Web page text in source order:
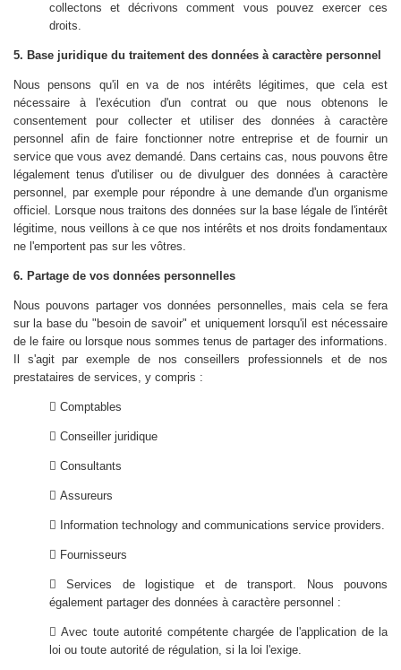
collectons et décrivons comment vous pouvez exercer ces
droits.
5. Base juridique du traitement des données à caractère personnel
Nous pensons qu'il en va de nos intérêts légitimes, que cela est
nécessaire à l'exécution d'un contrat ou que nous obtenons le
consentement pour collecter et utiliser des données à caractère
personnel afin de faire fonctionner notre entreprise et de fournir un
service que vous avez demandé. Dans certains cas, nous pouvons être
légalement tenus d'utiliser ou de divulguer des données à caractère
personnel, par exemple pour répondre à une demande d'un organisme
officiel. Lorsque nous traitons des données sur la base légale de l'intérêt
légitime, nous veillons à ce que nos intérêts et nos droits fondamentaux
ne l'emportent pas sur les vôtres.
6. Partage de vos données personnelles
Nous pouvons partager vos données personnelles, mais cela se fera
sur la base du "besoin de savoir" et uniquement lorsqu'il est nécessaire
de le faire ou lorsque nous sommes tenus de partager des informations.
Il s'agit par exemple de nos conseillers professionnels et de nos
prestataires de services, y compris :
 Comptables
 Conseiller juridique
 Consultants
 Assureurs
 Information technology and communications service providers.
 Fournisseurs
 Services de logistique et de transport. Nous pouvons
également partager des données à caractère personnel :
 Avec toute autorité compétente chargée de l'application de la
loi ou toute autorité de régulation, si la loi l'exige.